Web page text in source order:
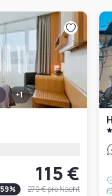
+1
115 €
59% 279 €pro Nacht